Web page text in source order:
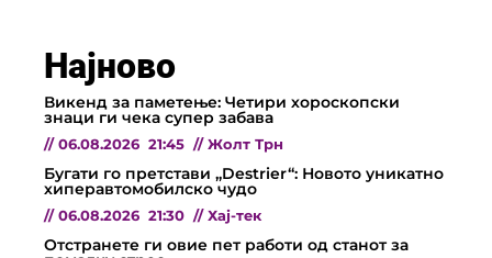
Најново
Викенд за паметење: Четири хороскопски
знаци ги чека супер забава
// 06.08.2026 21:45 // Жолт Трн
Бугати го претстави „Destrier“: Новото уникатно
хиперавтомобилско чудо
// 06.08.2026 21:30 // Хај-тек
Отстранете ги овие пет работи од станот за